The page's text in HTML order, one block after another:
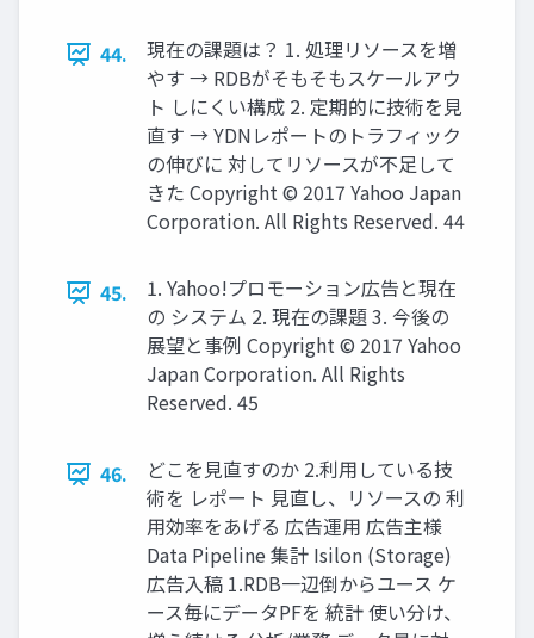
44.
現在の課題は？ 1. 処理リソースを増
やす → RDBがそもそもスケールアウ
ト しにくい構成 2. 定期的に技術を見
直す → YDNレポートのトラフィック
の伸びに 対してリソースが不足して
きた Copyright © 2017 Yahoo Japan
Corporation. All Rights Reserved. 44
45.
1. Yahoo!プロモーション広告と現在
の システム 2. 現在の課題 3. 今後の
展望と事例 Copyright © 2017 Yahoo
Japan Corporation. All Rights
Reserved. 45
46.
どこを見直すのか 2.利用している技
術を レポート 見直し、リソースの 利
用効率をあげる 広告運用 広告主様
Data Pipeline 集計 Isilon (Storage)
広告入稿 1.RDB一辺倒からユース ケ
ース毎にデータPFを 統計 使い分け、